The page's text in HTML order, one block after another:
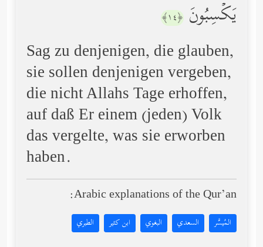
یَكۡسِبُونَ ﴿١٤﴾
Sag zu denjenigen, die glauben,
sie sollen denjenigen vergeben,
die nicht Allahs Tage erhoffen,
auf daß Er einem (jeden) Volk
das vergelte, was sie erworben
haben.
Arabic explanations of the Qur’an:
المُيسَّر السعدي البغوي ابن كثير الطبري